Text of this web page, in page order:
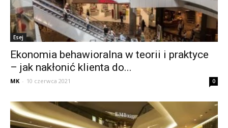
Esej
Ekonomia behawioralna w teorii i praktyce
– jak nakłonić klienta do...
MK - 10 czerwca 2021 0